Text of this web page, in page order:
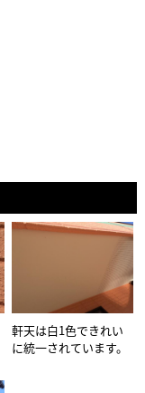
軒天は白1色できれい
に統一されています。